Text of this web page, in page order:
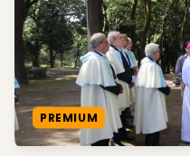
PREMIUM